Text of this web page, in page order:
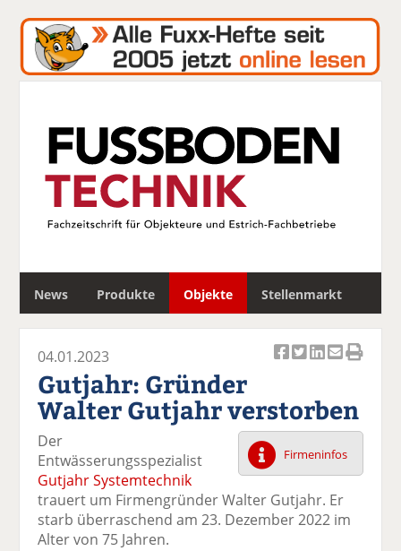
News Produkte Objekte Stellenmarkt
c
k
el
a
uf
F
ac
e
k
el
t
wi
tt
er
n
k
el
a
uf
Li
n
k
k
el
p
er
E
m
ai
k
el
D
ru
n
04.01.2023
Gutjahr: Gründer
Walter Gutjahr verstorben
Firmeninfos
Der
Entwässerungsspezialist
Gutjahr Systemtechnik
trauert um Firmengründer Walter Gutjahr. Er
starb überraschend am 23. Dezember 2022 im
Alter von 75 Jahren.